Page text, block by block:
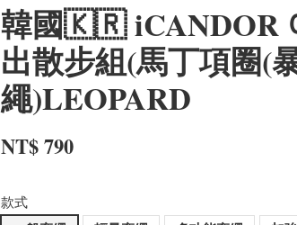
韓國🇰🇷 iCANDOR
出散步組(馬丁項圈(
繩)LEOPARD
NT$ 790
款式